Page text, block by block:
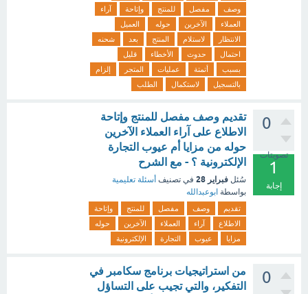
وصف
مفصل للمنتج وإتاحة
آراء
العملاء
الآخرين حوله
العميل
الانتظار
لاستلام المنتج بعد
شحنه
احتمال
حدوث الأخطاء
قليل
بسبب
أتمتة عمليات المتجر
إلزام
بالتسجيل
لاستكمال الطلب
0
تصويتات
1
إجابة
تقديم وصف مفصل للمنتج وإتاحة
الاطلاع على آراء العملاء الآخرين
حوله من مزايا أم عيوب التجارة
الإلكترونية ؟ - مع الشرح
سُئل فبراير 28 في تصنيف أسئلة تعليمية
بواسطة ابوعبدالله
تقديم وصف مفصل للمنتج
وإتاحة
الاطلاع
آراء العملاء الآخرين
حوله
مزايا
عيوب التجارة الإلكترونية
0
من استراتيجيات برنامج سكامبر في
التفكير، والتي تجيب على التساؤل